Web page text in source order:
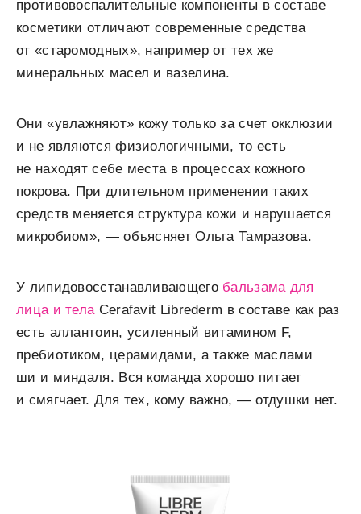
противовоспалительные компоненты в составе
косметики отличают современные средства
от «старомодных», например от тех же
минеральных масел и вазелина.
Они «увлажняют» кожу только за счет окклюзии
и не являются физиологичными, то есть
не находят себе места в процессах кожного
покрова. При длительном применении таких
средств меняется структура кожи и нарушается
микробиом», — объясняет Ольга Тамразова.
У липидовосстанавливающего бальзама для
лица и телаCerafavit Librederm в составе как раз
есть аллантоин, усиленный витамином F,
пребиотиком, церамидами, а также маслами
ши и миндаля. Вся команда хорошо питает
и смягчает. Для тех, кому важно, — отдушки нет.